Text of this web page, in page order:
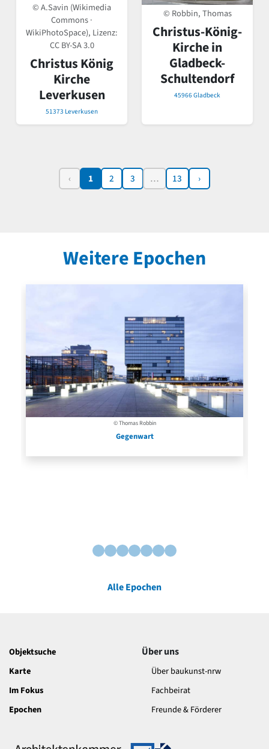
© A.Savin (Wikimedia
Commons ·
WikiPhotoSpace), Lizenz:
CC BY-SA 3.0
Christus König
Kirche
Leverkusen
51373 Leverkusen
© Robbin, Thomas
Christus-König-
Kirche in
Gladbeck-
Schultendorf
45966 Gladbeck
‹ 1 2 3 … 13 ›
Weitere Epochen
© Thomas Robbin
Gegenwart
Alle Epochen
Objektsuche
Karte
Im Fokus
Epochen
Über uns
Über baukunst-nrw
Fachbeirat
Freunde & Förderer